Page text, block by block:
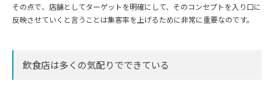
その点で、店舗としてターゲットを明確にして、そのコンセプトを入り口に
反映させていくと言うことは集客率を上げるために非常に重要なのです。
飲食店は多くの気配りでできている